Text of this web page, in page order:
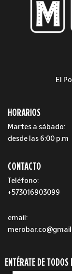
El
HORARIOS
Martes a sábado:
desde las 6:00 p.m
CONTACTO
Teléfono:
+573016903099
email:
ENTÉRATE DE